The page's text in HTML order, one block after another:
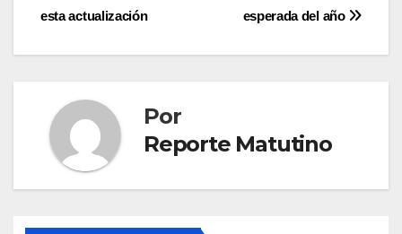
de
entradas
esperada del año
esta actualización
Por
Reporte Matutino